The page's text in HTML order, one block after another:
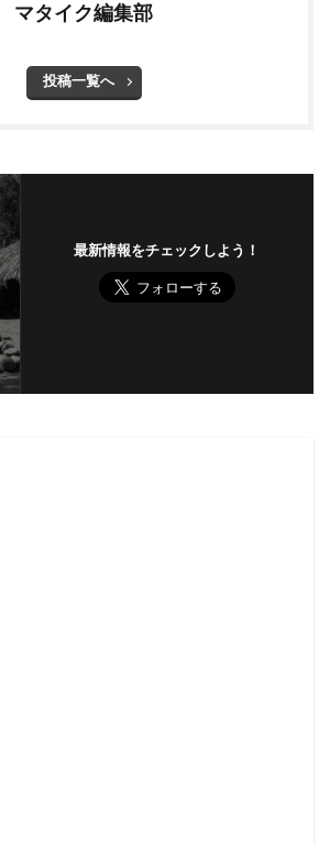
マタイク編集部
投稿一覧へ
最新情報をチェックしよう！